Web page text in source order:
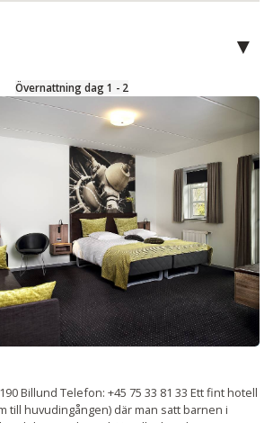
Övernattning dag 1 - 2
Billund Telefon: +45 75 33 81 33 Ett fint hotell
till huvudingången) där man satt barnen i